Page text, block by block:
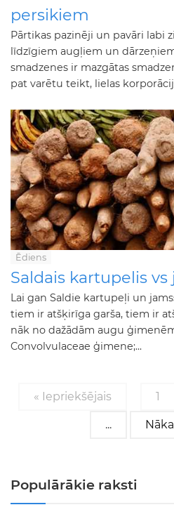
persikiem
Pārtikas pazinēji un pavāri labi
līdzīgiem augļiem un
smadzenes ir mazgātas
pat varētu teikt, lielas
Ēdiens
Saldais kartupelis vs
Lai gan Saldie kartupeļi un
tiem ir atšķirīga garša, tiem ir
nāk no dažādām augu
Convolvulaceae ģimene;...
« Iepriekšējais 1
...
Populārākie raksti